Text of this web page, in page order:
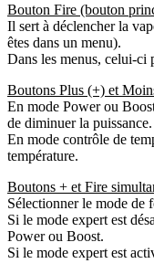
Bouton Fire (bouton
Il sert à déclencher la
êtes dans un menu).
Dans les menus, celui-ci
Boutons Plus (+) et
En mode Power ou
de diminuer la puissance.
En mode contrôle de
température.
Boutons + et Fire
Sélectionner le mode de
Si le mode expert est
Power ou Boost.
Si le mode expert est